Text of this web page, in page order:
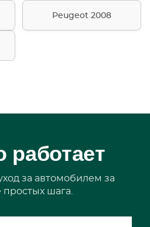
Peugeot 2008
работает
за автомобилем за
простых шага.